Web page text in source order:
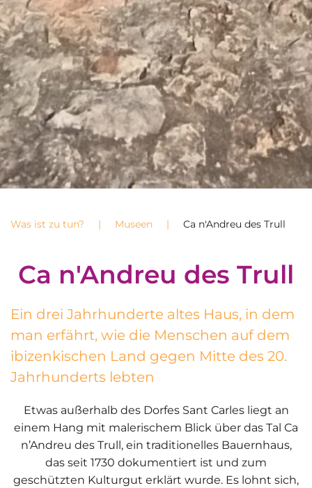
Was ist zu tun? Museen Ca n'Andreu des Trull
Ca n'Andreu des Trull
Ein drei Jahrhunderte altes Haus, in dem
man erfährt, wie die Menschen auf dem
ibizenkischen Land gegen Mitte des 20.
Jahrhunderts lebten
Etwas außerhalb des Dorfes Sant Carles liegt an
einem Hang mit malerischem Blick über das Tal Ca
n’Andreu des Trull, ein traditionelles Bauernhaus,
das seit 1730 dokumentiert ist und zum
geschützten Kulturgut erklärt wurde. Es lohnt sich,